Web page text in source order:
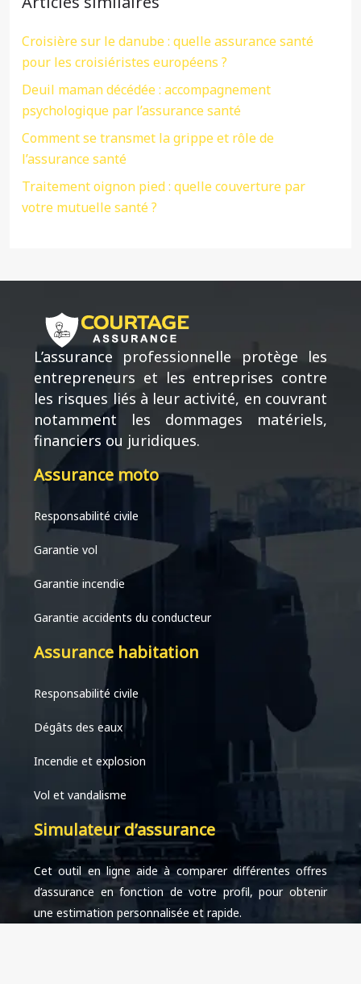
Croisière sur le danube : quelle assurance santé
pour les croisiéristes européens ?
Deuil maman décédée : accompagnement
psychologique par l’assurance santé
Comment se transmet la grippe et rôle de
l’assurance santé
Traitement oignon pied : quelle couverture par
votre mutuelle santé ?
L’assurance professionnelle protège les
entrepreneurs et les entreprises contre
les risques liés à leur activité, en couvrant
notamment les dommages matériels,
financiers ou juridiques.
Assurance moto
Responsabilité civile
Garantie vol
Garantie incendie
Garantie accidents du conducteur
Assurance habitation
Responsabilité civile
Dégâts des eaux
Incendie et explosion
Vol et vandalisme
Simulateur d’assurance
Cet outil en ligne aide à comparer différentes offres
d’assurance en fonction de votre profil, pour obtenir
une estimation personnalisée et rapide.